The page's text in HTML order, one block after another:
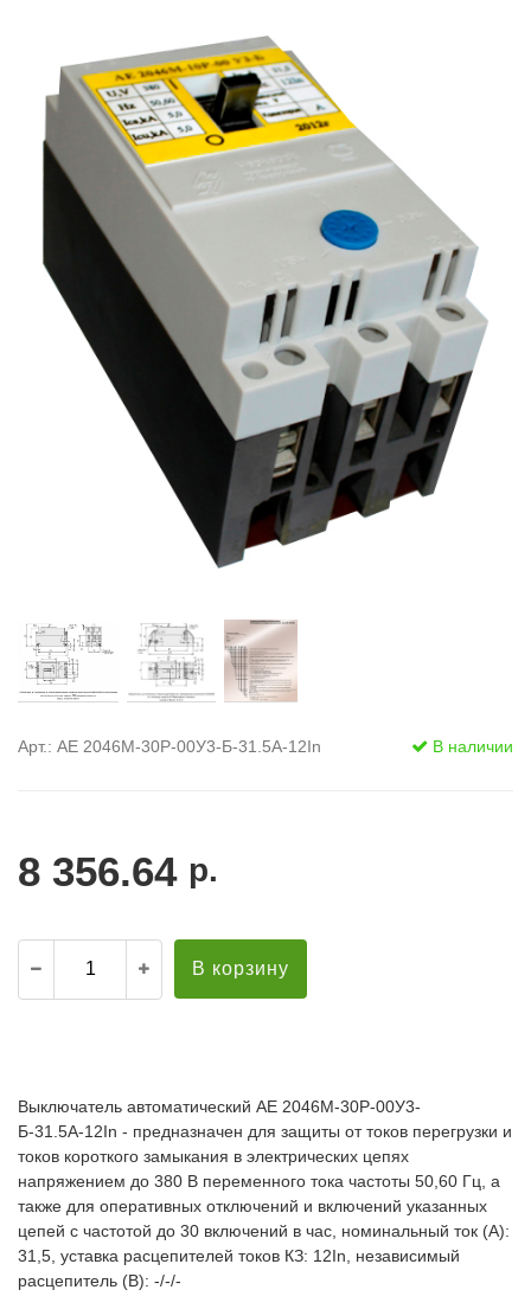
диэлектрические
Стремянки с
Стремянки с
опорой
Ширмы
РЗА (шторы)
Штендеры
Щиты
Арт.: АЕ 2046М-30Р-00У3-Б-31.5А-12In В наличии
8 356.64 р.
В корзину
Выключатель автоматический АЕ 2046М-30Р-00У3-
Б-31.5А-12In - предназначен для защиты от токов перегрузки и
токов короткого замыкания в электрических цепях
напряжением до 380 В переменного тока частоты 50,60 Гц, а
также для оперативных отключений и включений указанных
цепей с частотой до 30 включений в час, номинальный ток (А):
31,5, уставка расцепителей токов КЗ: 12In, независимый
расцепитель (В): -/-/-